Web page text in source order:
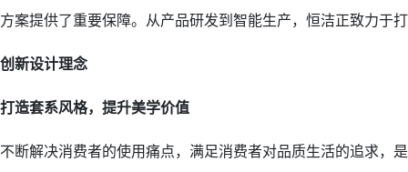
方案提供了重要保障。从产品研发到智能生产，恒洁正致力于
创新设计理念
打造套系风格，提升美学价值
不断解决消费者的使用痛点，满足消费者对品质生活的追求，